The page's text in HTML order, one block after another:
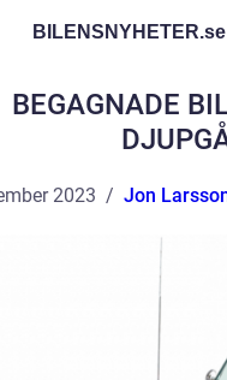
BILENSNYHETER.se
BEGAGNADE
2023 Jon